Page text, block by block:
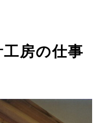
房の仕事